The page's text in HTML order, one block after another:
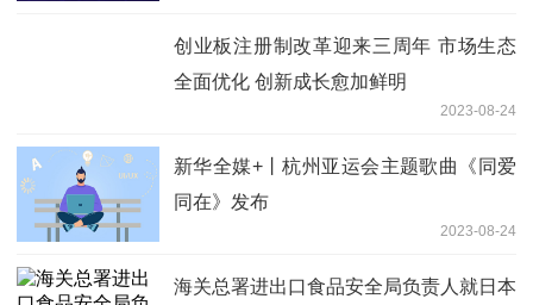
创业板注册制改革迎来三周年 市场生态
全面优化 创新成长愈加鲜明
2023-08-24
新华全媒+丨杭州亚运会主题歌曲《同爱
同在》发布
2023-08-24
海关总署进出口食品安全局负责人就日本